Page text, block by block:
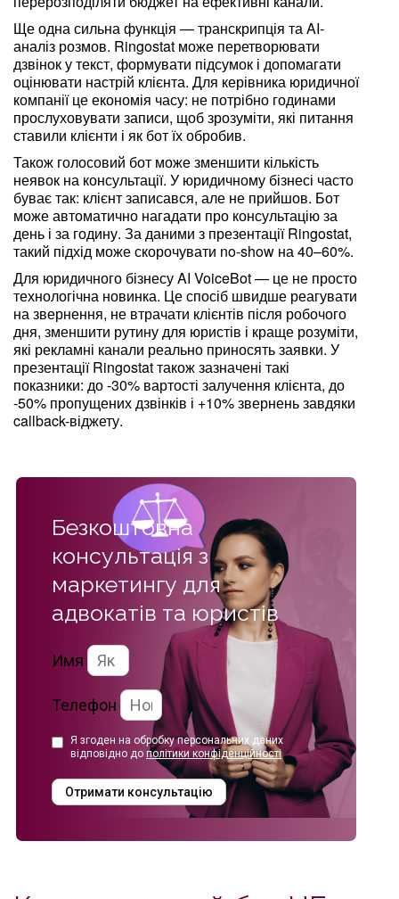
Ще одна сильна функція — транскрипція та AI-
аналіз розмов. Ringostat може перетворювати
дзвінок у текст, формувати підсумок і допомагати
оцінювати настрій клієнта. Для керівника юридичної
компанії це економія часу: не потрібно годинами
прослуховувати записи, щоб зрозуміти, які питання
ставили клієнти і як бот їх обробив.
Також голосовий бот може зменшити кількість
неявок на консультації. У юридичному бізнесі часто
буває так: клієнт записався, але не прийшов. Бот
може автоматично нагадати про консультацію за
день і за годину. За даними з презентації Ringostat,
такий підхід може скорочувати no-show на 40–60%.
Для юридичного бізнесу AI VoiceBot — це не просто
технологічна новинка. Це спосіб швидше реагувати
на звернення, не втрачати клієнтів після робочого
дня, зменшити рутину для юристів і краще розуміти,
які рекламні канали реально приносять заявки. У
презентації Ringostat також зазначені такі
показники: до -30% вартості залучення клієнта, до
-50% пропущених дзвінків і +10% звернень завдяки
callback-віджету.
Безкоштовна
консультація з
маркетингу для
адвокатів та юристів
Имя
Телефон
Я згоден на обробку персональних даних
відповідно до політики конфіденційності
Отримати консультацію